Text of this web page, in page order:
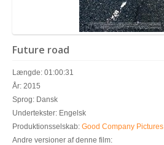
Future road
Længde: 01:00:31
År: 2015
Sprog: Dansk
Undertekster: Engelsk
Produktionsselskab: Good Company Pictures
Andre versioner af denne film: